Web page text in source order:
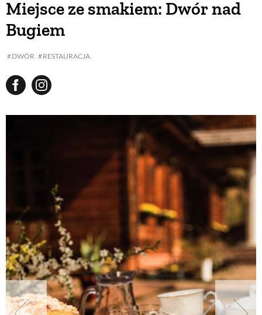
Miejsce ze smakiem: Dwór nad
Bugiem
DWÓR RESTAURACJA
ROŚLINY OGRODOWE
PORADY
ZIELEŃ W DOMU
PROJEKTOWANIE OGRODU
NATURALNIE